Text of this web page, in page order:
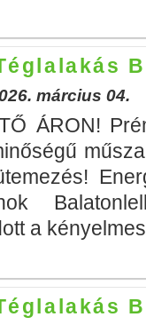
március 04.
ÁRON!
a